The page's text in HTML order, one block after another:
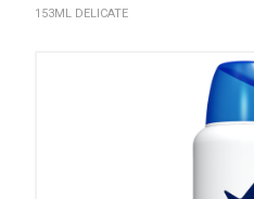
153ML DELICATE